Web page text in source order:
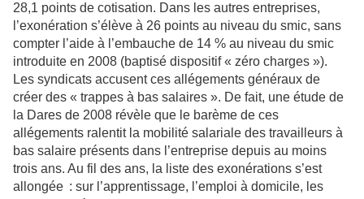
28,1 points de cotisation. Dans les autres entreprises,
l’exonération s’élève à 26 points au niveau du smic, sans
compter l’aide à l’embauche de 14 % au niveau du smic
introduite en 2008 (baptisé dispositif « zéro charges »).
Les syndicats accusent ces allégements généraux de
créer des « trappes à bas salaires ». De fait, une étude de
la Dares de 2008 révèle que le barème de ces
allégements ralentit la mobilité salariale des travailleurs à
bas salaire présents dans l’entreprise depuis au moins
trois ans. Au fil des ans, la liste des exonérations s’est
allongée : sur l’apprentissage, l’emploi à domicile, les